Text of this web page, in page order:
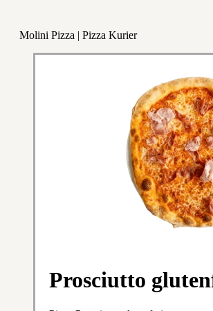
Molini Pizza | Pizza Kurier
Prosciutto